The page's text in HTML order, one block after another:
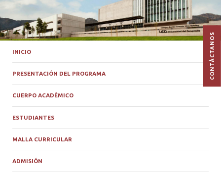
CONTÁCTANOS
INICIO
PRESENTACIÓN DEL PROGRAMA
CUERPO ACADÉMICO
ESTUDIANTES
MALLA CURRICULAR
ADMISIÓN